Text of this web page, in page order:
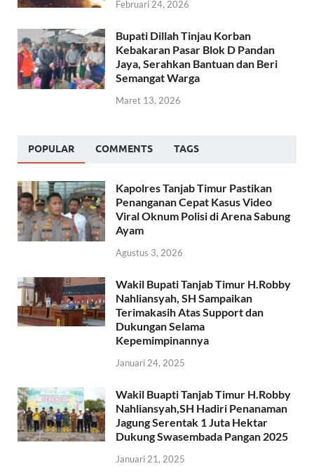
Februari 24, 2026
Bupati Dillah Tinjau Korban
Kebakaran Pasar Blok D Pandan
Jaya, Serahkan Bantuan dan Beri
Semangat Warga
Maret 13, 2026
POPULAR COMMENTS TAGS
Kapolres Tanjab Timur Pastikan
Penanganan Cepat Kasus Video
Viral Oknum Polisi di Arena Sabung
Ayam
Agustus 3, 2026
Wakil Bupati Tanjab Timur H.Robby
Nahliansyah, SH Sampaikan
Terimakasih Atas Support dan
Dukungan Selama
Kepemimpinannya
Januari 24, 2025
Wakil Buapti Tanjab Timur H.Robby
Nahliansyah,SH Hadiri Penanaman
Jagung Serentak 1 Juta Hektar
Dukung Swasembada Pangan 2025
Januari 21, 2025